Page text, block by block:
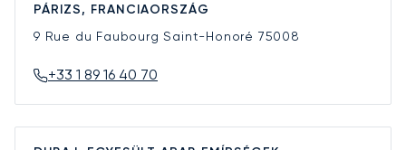
PÁRIZS, FRANCIAORSZÁG
9 Rue du Faubourg Saint-Honoré 75008
+33 1 89 16 40 70